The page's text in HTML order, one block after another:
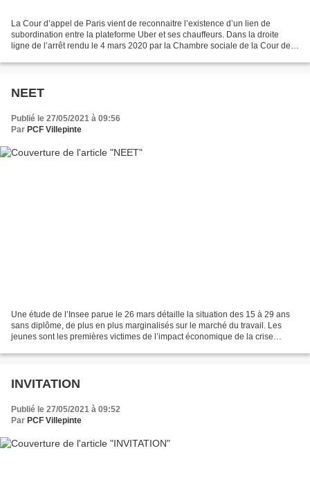
La Cour d’appel de Paris vient de reconnaitre l’existence d’un lien de
subordination entre la plateforme Uber et ses chauffeurs. Dans la droite
ligne de l’arrêt rendu le 4 mars 2020 par la Chambre sociale de la Cour de
NEET
Publié le 27/05/2021 à 09:56
Par PCF Villepinte
Une étude de l’Insee parue le 26 mars détaille la situation des 15 à 29 ans
sans diplôme, de plus en plus marginalisés sur le marché du travail. Les
jeunes sont les premières victimes de l’impact économique de la crise
INVITATION
Publié le 27/05/2021 à 09:52
Par PCF Villepinte